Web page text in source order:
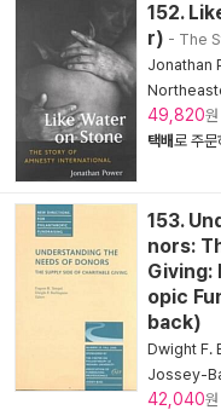
152.
r) - The
Jonathan
49,820
택배로 주문
153.
nors:
Giving:
opic
back)
Dwight F.
Jossey-
42,040